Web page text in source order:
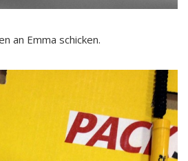
an Emma schicken.